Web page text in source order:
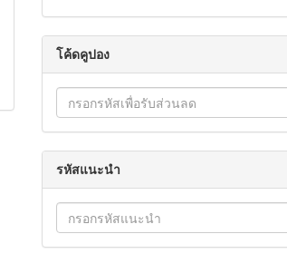
โค้ดคูปอง
รหัสแนะนำ